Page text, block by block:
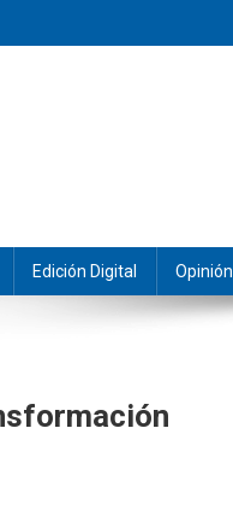
Edición Digital Opinión